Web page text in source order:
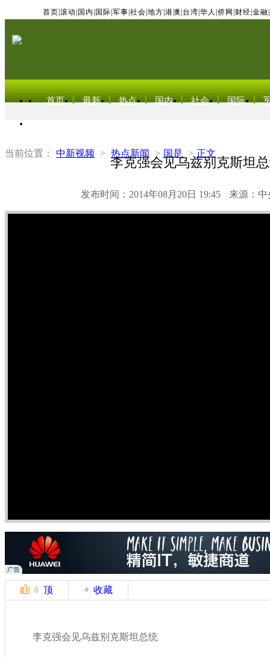
首页 滚动 国内 国际 军事 社会 地方 港澳 台湾 华人 侨网 财经 金融
首页 最新 热点 国内 社会 国际
当前位置： 中新视频 > 热点新闻 > 国是 > 正文
李克强会见乌兹别克斯坦
发布时间：2014年08月20日 19:45 来源：中
0 顶 收藏
李克强会见乌兹别克斯坦总统